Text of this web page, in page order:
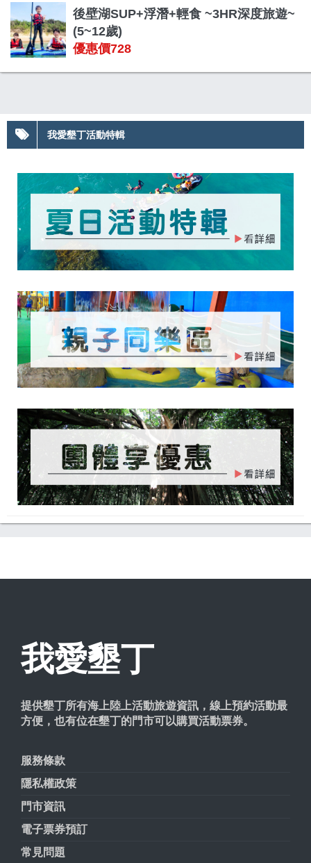
後壁湖SUP+浮潛+輕食 ~3HR深度旅遊~
(5~12歲)
優惠價728
我愛墾丁活動特輯
我愛墾丁
提供墾丁所有海上陸上活動旅遊資訊，線上預約活動最
方便，也有位在墾丁的門市可以購買活動票券。
服務條款
隱私權政策
門市資訊
電子票券預訂
常見問題